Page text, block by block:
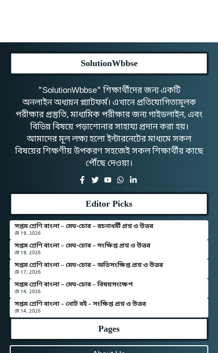
SolutionWbbse
"SolutionWbbse" শিক্ষার্থীদের জন্য একটি
অনলাইন অধ্যয়ন প্ল্যাটফর্ম। এখানে প্রতিযোগিতামূলক
পরীক্ষার প্রস্তুতি, মাধ্যমিক পরীক্ষার জন্য গাইডলাইন, এবং
বিভিন্ন বিষয়ে পড়াশোনার সাহায্য প্রদান করা হয়।
আমাদের মূল লক্ষ্য হলো ইন্টারনেটের মাধ্যমে সকল
বিষয়ের শিক্ষণীয় উপকরণ সহজেই সকল শিক্ষার্থীর কাছে
পৌঁছে দেওয়া।
Editor Picks
সপ্তম শ্রেণি বাংলা – মেঘ-চোর – রচনাধর্মী প্রশ্ন ও উত্তর
মে 19, 2026
সপ্তম শ্রেণি বাংলা – মেঘ-চোর – সংক্ষিপ্ত প্রশ্ন ও উত্তর
মে 19, 2026
সপ্তম শ্রেণি বাংলা – মেঘ-চোর – অতিসংক্ষিপ্ত প্রশ্ন ও উত্তর
মে 17, 2026
সপ্তম শ্রেণি বাংলা – মেঘ-চোর – বিষয়সংক্ষেপ
মে 14, 2026
সপ্তম শ্রেণি বাংলা – নোট বই – সংক্ষিপ্ত প্রশ্ন ও উত্তর
মে 14, 2026
Pages